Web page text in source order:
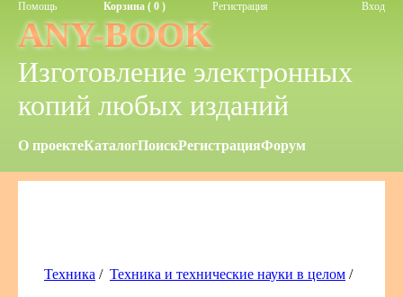
Помощь Корзина ( 0 ) Регистрация Вход
ANY-BOOK
Изготовление электронных
копий любых изданий
О проектеКаталогПоискРегистрацияФорум
Техника / Техника и технические науки в целом /